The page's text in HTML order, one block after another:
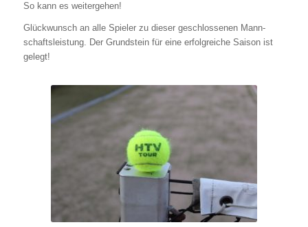
So kann es wei­ter­ge­hen!
Glück­wunsch an alle Spie­ler zu die­ser geschlos­se­nen Mann­
schafts­leis­tung. Der Grund­stein für eine erfolg­rei­che Sai­son ist
gelegt!